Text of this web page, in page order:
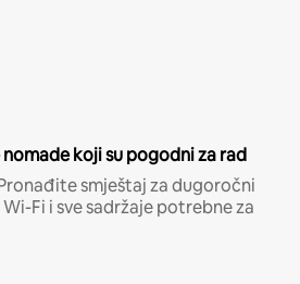
koji su pogodni za rad
smještaj za dugoročni
Fi i sve sadržaje potrebne za